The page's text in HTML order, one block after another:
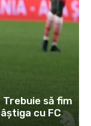
Trebuie să fim
cu FC